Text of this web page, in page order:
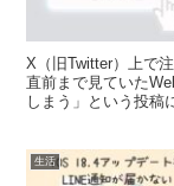
X（旧Twitter）上で
直前まで見ていた
しまう」という投稿
生活